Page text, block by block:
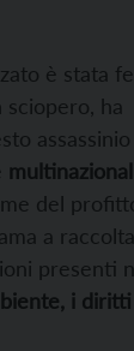
è stata
ha
assassinio
del
a
presenti
i diritti